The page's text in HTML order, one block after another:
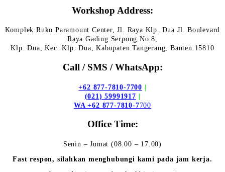
Workshop Address:
Komplek Ruko Paramount Center, Jl. Raya Klp. Dua Jl. Boulevard
Raya Gading Serpong No.8,
Klp. Dua, Kec. Klp. Dua, Kabupaten Tangerang, Banten 15810
Call / SMS / WhatsApp:
+62 877-7810-7700 |
(021) 59991917 |
WA +62 877-7810-7700
Office Time:
Senin – Jumat (08.00 – 17.00)
Fast respon, silahkan menghubungi kami pada jam kerja.